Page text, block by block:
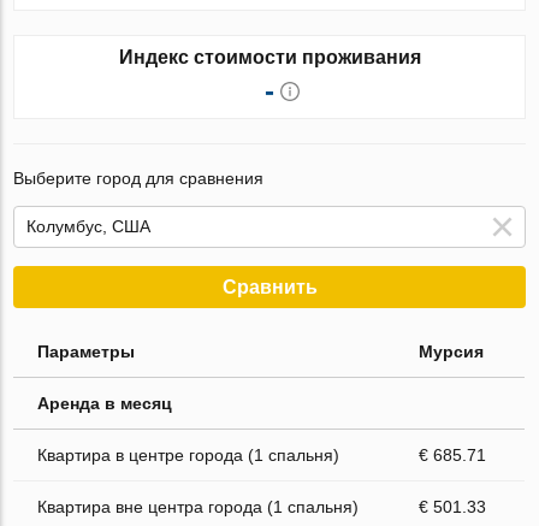
Индекс стоимости проживания
-
Выберите город для сравнения
Сравнить
Параметры Мурсия
Аренда в месяц
Квартира в центре города (1 спальня) € 685.71
Квартира вне центра города (1 спальня) € 501.33